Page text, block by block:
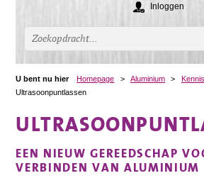
Inloggen
U bent nu hier Homepage > Aluminium >
Ultrasoonpuntlassen
EEN NIEUW GEREEDSCHAP
VERBINDEN VAN ALUMINIUM